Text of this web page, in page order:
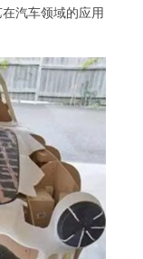
汽车领域的应用